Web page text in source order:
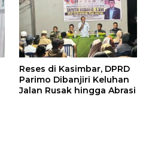
Reses di Kasimbar, DPRD
Parimo Dibanjiri Keluhan
Jalan Rusak hingga Abrasi